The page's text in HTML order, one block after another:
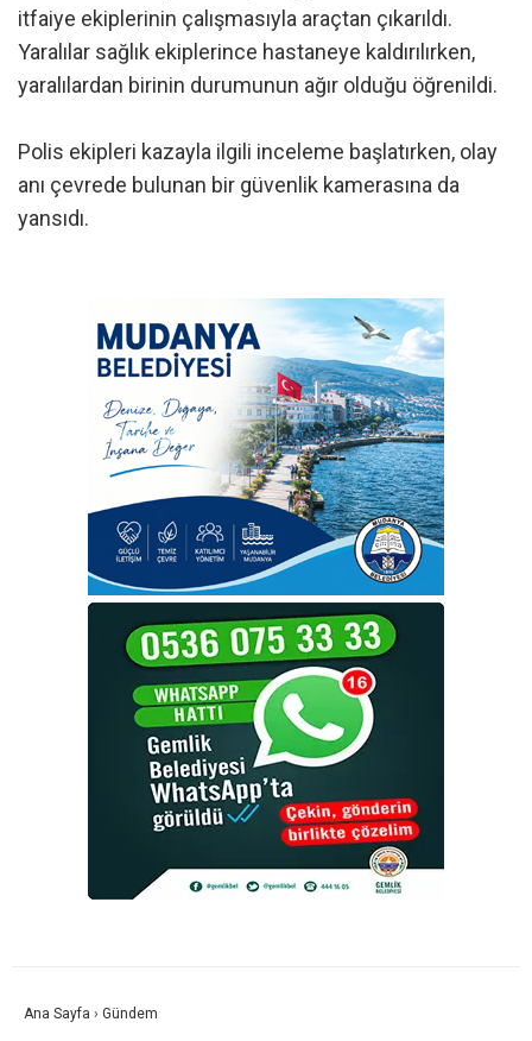
itfaiye ekiplerinin çalışmasıyla araçtan çıkarıldı.
Yaralılar sağlık ekiplerince hastaneye kaldırılırken,
yaralılardan birinin durumunun ağır olduğu öğrenildi.
Polis ekipleri kazayla ilgili inceleme başlatırken, olay
anı çevrede bulunan bir güvenlik kamerasına da
yansıdı.
Ana Sayfa › Gündem